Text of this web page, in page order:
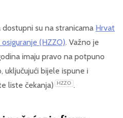
dostupni su na stranicama Hrvat
(HZZO). Važno je
imaju pravo na potpuno
bijele ispune i
liste čekanja)
HZZO .